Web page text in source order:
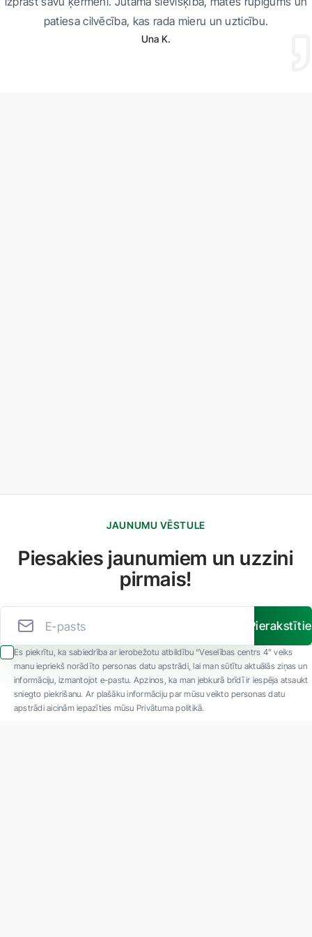
patiesa cilvēcība, kas rada mieru un uzticību.
Una K.
JAUNUMU VĒSTULE
Piesakies jaunumiem un uzzini
pirmais!
Es piekrītu, ka sabiedrība ar ierobežotu atbildību “Veselības centrs 4” veiks
manu iepriekš norādīto personas datu apstrādi, lai man sūtītu aktuālās ziņas un
informāciju, izmantojot e-pastu. Apzinos, ka man jebkurā brīdī ir iespēja atsaukt
sniegto piekrišanu. Ar plašāku informāciju par mūsu veikto personas datu
apstrādi aicinām iepazīties mūsu Privātuma politikā.